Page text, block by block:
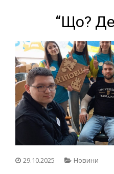
“Що?
29.10.2025 Новини